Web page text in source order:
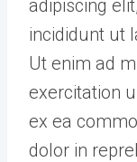
adipiscing
incididunt ut
Ut enim ad
exercitation
ex ea
dolor in